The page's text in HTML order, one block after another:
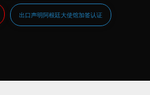
出口声明阿根廷大使馆加签认证